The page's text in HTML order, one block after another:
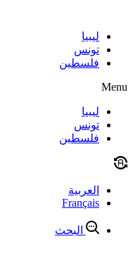
contentليبيا
تونس
فلسطين
Menu
ليبيا
تونس
فلسطين
العربية
Français
البحث